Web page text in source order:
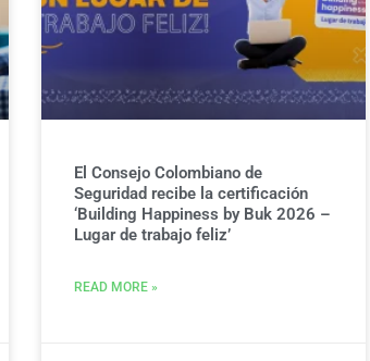
El Consejo Colombiano de
Seguridad recibe la certificación
‘Building Happiness by Buk 2026 –
Lugar de trabajo feliz’
READ MORE »